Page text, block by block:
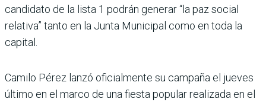
candidato de la lista 1 podrán generar “la paz social
relativa” tanto en la Junta Municipal como en toda la
capital.
Camilo Pérez lanzó oficialmente su campaña el jueves
último en el marco de una fiesta popular realizada en el